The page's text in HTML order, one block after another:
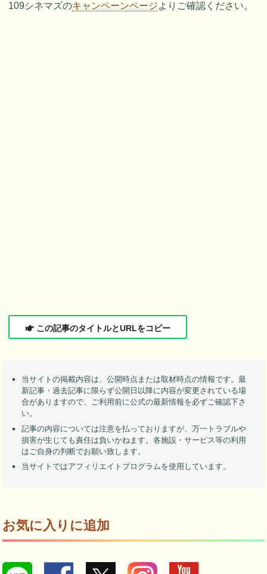
109シネマズのキャンペーンページよりご確認ください。
この記事のタイトルとURLをコピー
当サイトの掲載内容は、公開時点または取材時点の情報です。最
新記事・過去記事に限らず公開日以降に内容が変更されている場
合がありますので、ご利用前に公式の最新情報を必ずご確認下さ
い。
記事の内容については注意を払っておりますが、万一トラブルや
損害が生じても責任は負いかねます。各施設・サービス等の利用
はご自身の判断でお願い致します。
当サイトではアフィリエイトプログラムを使用しています。
お気に入りに追加